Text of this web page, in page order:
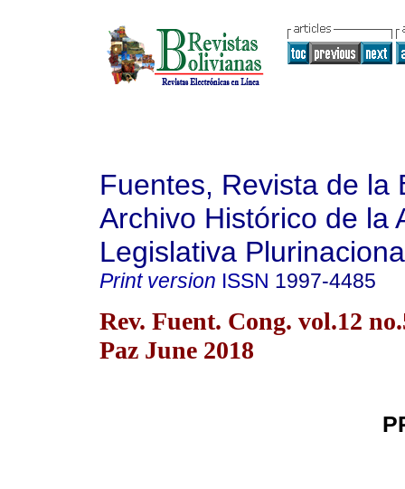
Fuentes, Revista de la
Archivo Histórico de la
Legislativa
Print version ISSN 1997-4485
Rev. Fuent. Cong. vol.12
Paz June 2018